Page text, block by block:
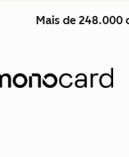
Mais de 248.000